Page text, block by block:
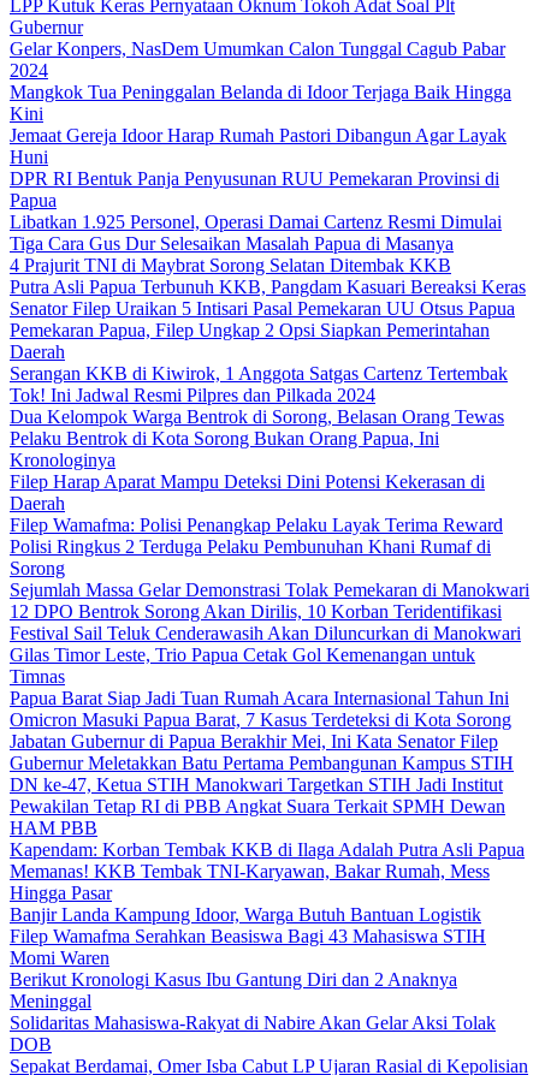
LPP Kutuk Keras Pernyataan Oknum Tokoh Adat Soal Plt
Gubernur
Gelar Konpers, NasDem Umumkan Calon Tunggal Cagub Pabar
2024
Mangkok Tua Peninggalan Belanda di Idoor Terjaga Baik Hingga
Kini
Jemaat Gereja Idoor Harap Rumah Pastori Dibangun Agar Layak
Huni
DPR RI Bentuk Panja Penyusunan RUU Pemekaran Provinsi di
Papua
Libatkan 1.925 Personel, Operasi Damai Cartenz Resmi Dimulai
Tiga Cara Gus Dur Selesaikan Masalah Papua di Masanya
4 Prajurit TNI di Maybrat Sorong Selatan Ditembak KKB
Putra Asli Papua Terbunuh KKB, Pangdam Kasuari Bereaksi Keras
Senator Filep Uraikan 5 Intisari Pasal Pemekaran UU Otsus Papua
Pemekaran Papua, Filep Ungkap 2 Opsi Siapkan Pemerintahan
Daerah
Serangan KKB di Kiwirok, 1 Anggota Satgas Cartenz Tertembak
Tok! Ini Jadwal Resmi Pilpres dan Pilkada 2024
Dua Kelompok Warga Bentrok di Sorong, Belasan Orang Tewas
Pelaku Bentrok di Kota Sorong Bukan Orang Papua, Ini
Kronologinya
Filep Harap Aparat Mampu Deteksi Dini Potensi Kekerasan di
Daerah
Filep Wamafma: Polisi Penangkap Pelaku Layak Terima Reward
Polisi Ringkus 2 Terduga Pelaku Pembunuhan Khani Rumaf di
Sorong
Sejumlah Massa Gelar Demonstrasi Tolak Pemekaran di Manokwari
12 DPO Bentrok Sorong Akan Dirilis, 10 Korban Teridentifikasi
Festival Sail Teluk Cenderawasih Akan Diluncurkan di Manokwari
Gilas Timor Leste, Trio Papua Cetak Gol Kemenangan untuk
Timnas
Papua Barat Siap Jadi Tuan Rumah Acara Internasional Tahun Ini
Omicron Masuki Papua Barat, 7 Kasus Terdeteksi di Kota Sorong
Jabatan Gubernur di Papua Berakhir Mei, Ini Kata Senator Filep
Gubernur Meletakkan Batu Pertama Pembangunan Kampus STIH
DN ke-47, Ketua STIH Manokwari Targetkan STIH Jadi Institut
Pewakilan Tetap RI di PBB Angkat Suara Terkait SPMH Dewan
HAM PBB
Kapendam: Korban Tembak KKB di Ilaga Adalah Putra Asli Papua
Memanas! KKB Tembak TNI-Karyawan, Bakar Rumah, Mess
Hingga Pasar
Banjir Landa Kampung Idoor, Warga Butuh Bantuan Logistik
Filep Wamafma Serahkan Beasiswa Bagi 43 Mahasiswa STIH
Momi Waren
Berikut Kronologi Kasus Ibu Gantung Diri dan 2 Anaknya
Meninggal
Solidaritas Mahasiswa-Rakyat di Nabire Akan Gelar Aksi Tolak
DOB
Sepakat Berdamai, Omer Isba Cabut LP Ujaran Rasial di Kepolisian